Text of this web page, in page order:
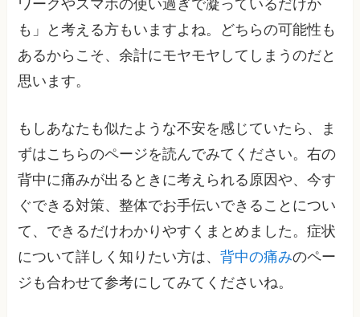
ワークやスマホの使い過ぎで凝っているだけか
も」と考える方もいますよね。どちらの可能性も
あるからこそ、余計にモヤモヤしてしまうのだと
思います。
もしあなたも似たような不安を感じていたら、ま
ずはこちらのページを読んでみてください。右の
背中に痛みが出るときに考えられる原因や、今す
ぐできる対策、整体でお手伝いできることについ
て、できるだけわかりやすくまとめました。症状
について詳しく知りたい方は、背中の痛みのペー
ジも合わせて参考にしてみてくださいね。